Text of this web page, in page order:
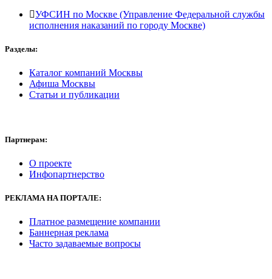
УФСИН по Москве (Управление Федеральной службы
исполнения наказаний по городу Москве)
Разделы:
Каталог компаний Москвы
Афиша Москвы
Статьи и публикации
Партнерам:
О проекте
Инфопартнерство
РЕКЛАМА НА ПОРТАЛЕ:
Платное размещение компании
Баннерная реклама
Часто задаваемые вопросы